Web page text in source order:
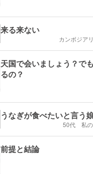
来る来ない
カンボジア
天国で会いましょう？で
るの？
うなぎが食べたいと言う
50代 私
前提と結論